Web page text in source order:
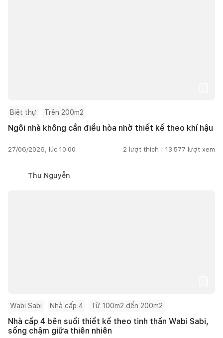
Biệt thự Trên 200m2
Ngôi nhà không cần điều hòa nhờ thiết kế theo khí hậu
27/06/2026, lúc 10:00 2 lượt thích | 13.577 lượt xem
Thu Nguyễn
Wabi Sabi Nhà cấp 4 Từ 100m2 đến 200m2
Nhà cấp 4 bên suối thiết kế theo tinh thần Wabi Sabi,
sống chậm giữa thiên nhiên